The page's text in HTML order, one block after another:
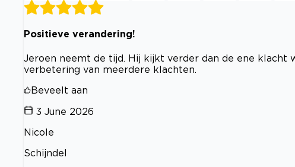
Positieve verandering!
Jeroen neemt de tijd. Hij kijkt verder dan de ene klacht
verbetering van meerdere klachten.
Beveelt aan
3 June 2026
Nicole
Schijndel